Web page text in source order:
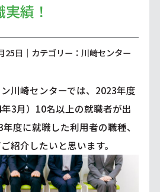
績！
25日｜カテゴリー：川崎センター
川崎センターでは、2023年度
年3月）10名以上の就職者が出
度に就職した利用者の職種、
紹介したいと思います。